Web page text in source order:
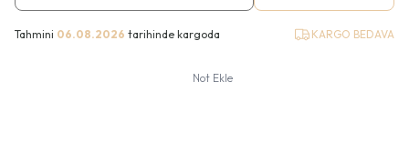
Tahmini 06.08.2026 tarihinde kargoda KARGO BEDAVA
Not Ekle